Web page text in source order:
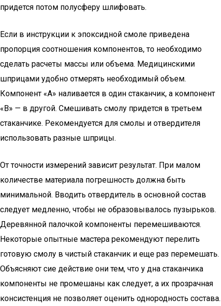
придется потом полусферу шлифовать.
Если в инструкции к эпоксидной смоле приведена
пропорция соотношения компонентов, то необходимо
сделать расчеты массы или объема. Медицинскими
шприцами удобно отмерять необходимый объем.
Компонент «А» наливается в один стаканчик, а компонент
«В» — в другой. Смешивать смолу придется в третьем
стаканчике. Рекомендуется для смолы и отвердителя
использовать разные шприцы.
От точности измерений зависит результат. При малом
количестве материала погрешность должна быть
минимальной. Вводить отвердитель в основной состав
следует медленно, чтобы не образовывалось пузырьков.
Деревянной палочкой компоненты перемешиваются.
Некоторые опытные мастера рекомендуют перелить
готовую смолу в чистый стаканчик и еще раз перемешать.
Объясняют сие действие они тем, что у дна стаканчика
компоненты не промешаны как следует, а их прозрачная
консистенция не позволяет оценить однородность состава.